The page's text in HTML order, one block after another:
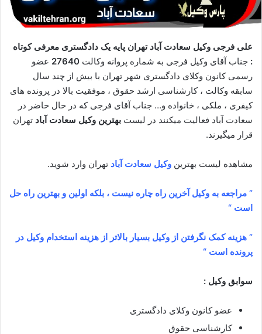
علی فرجی وکیل سعادت آباد تهران پایه یک دادگستری معرفی کوتاه
: جناب آقای وکیل فرجی به شماره پروانه وکالت
عضو
رسمی کانون وکلای دادگستری شهر تهران با بیش از چند سال
سابقه وکالت ، کارشناسی ارشد حقوق ، موفقیت بالا در پرونده های
کیفری ، ملکی ، خانواده و… جناب آقای فرجی که در حال حاضر در
سعادت آباد فعالیت میکنند در لیست بهترین وکیل سعادت آباد تهران
قرار میگیرند.
مشاهده لیست بهترین وکیل سعادت آباد تهران وارد شوید.
” مراجعه به وکیل آخرین راه چاره نیست ، بلکه اولین و بهترین راه حل
است “
” هزینه کمک نگرفتن از وکیل بسیار بالاتر از هزینه استخدام وکیل در
پرونده است “
سوابق وکیل :
عضو کانون وکلای دادگستری
کارشناسی حقوق